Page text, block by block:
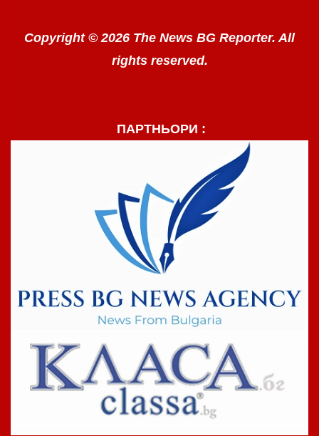
Copyright © 2026 The News BG Reporter. All
rights reserved.
ПАРТНЬОРИ :